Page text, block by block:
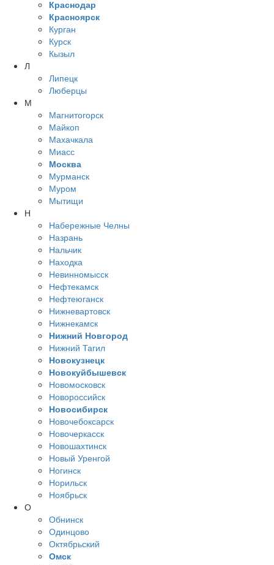
Краснодар
Красноярск
Курган
Курск
Кызыл
Л
Липецк
Люберцы
М
Магнитогорск
Майкоп
Махачкала
Миасс
Москва
Мурманск
Муром
Мытищи
Н
Набережные Челны
Назрань
Нальчик
Находка
Невинномысск
Нефтекамск
Нефтеюганск
Нижневартовск
Нижнекамск
Нижний Новгород
Нижний Тагил
Новокузнецк
Новокуйбышевск
Новомосковск
Новороссийск
Новосибирск
Новочебоксарск
Новочеркасск
Новошахтинск
Новый Уренгой
Ногинск
Норильск
Ноябрьск
О
Обнинск
Одинцово
Октябрьский
Омск